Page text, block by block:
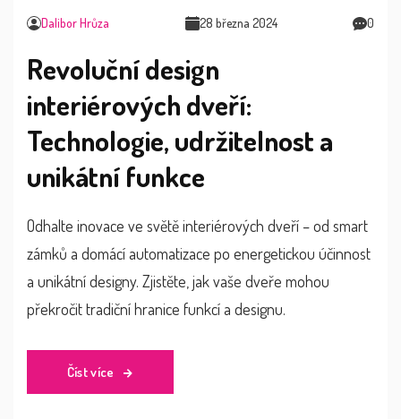
Dalibor Hrůza 28 března 2024 0
Revoluční design
interiérových dveří:
Technologie, udržitelnost a
unikátní funkce
Odhalte inovace ve světě interiérových dveří – od smart
zámků a domácí automatizace po energetickou účinnost
a unikátní designy. Zjistěte, jak vaše dveře mohou
překročit tradiční hranice funkcí a designu.
Číst více